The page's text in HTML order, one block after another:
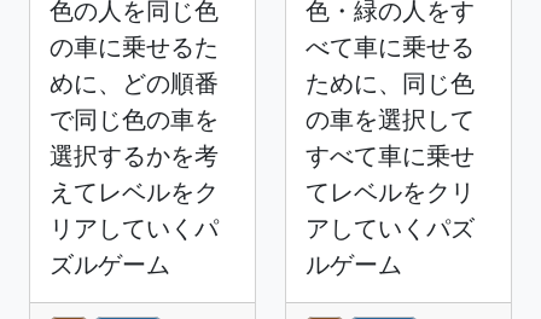
色の人を同じ色
の車に乗せるた
めに、どの順番
で同じ色の車を
選択するかを考
えてレベルをク
リアしていくパ
ズルゲーム
色・緑の人をす
べて車に乗せる
ために、同じ色
の車を選択して
すべて車に乗せ
てレベルをクリ
アしていくパズ
ルゲーム